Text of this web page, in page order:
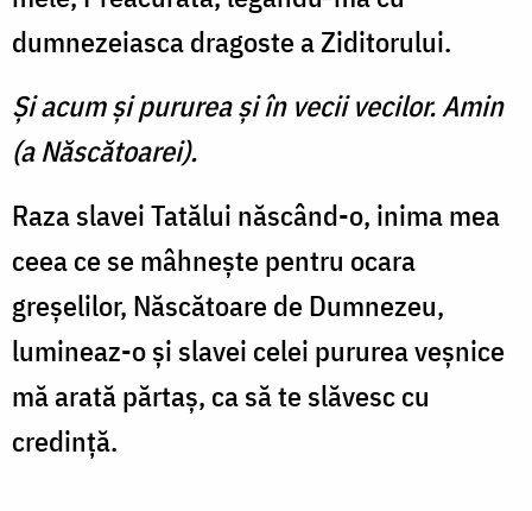
dumnezeiasca dragoste a Ziditorului.
Şi acum şi pururea şi în vecii vecilor. Amin
(a Născătoarei).
Raza slavei Tatălui născând-o, inima mea
ceea ce se mâhneşte pentru ocara
greşelilor, Născătoare de Dumnezeu,
lumineaz-o şi slavei celei pururea veşnice
mă arată părtaş, ca să te slăvesc cu
credinţă.